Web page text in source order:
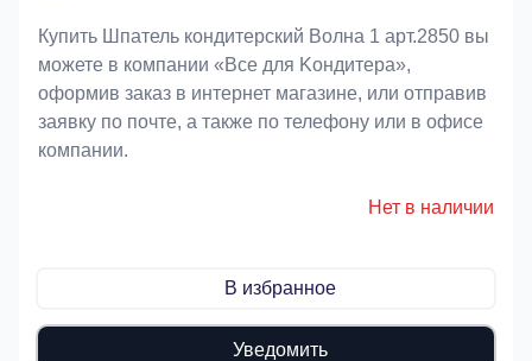
Купить Шпатель кондитерский Волна 1 арт.2850 вы
можете в компании «Bce для Koндитeрa»,
оформив заказ в интернет магазине, или отправив
заявку по почте, а также по телефону или в офисе
компании.
Нет в наличии
В избранное
Уведомить